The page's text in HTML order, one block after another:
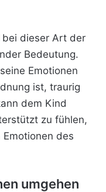
bei dieser Art der
Bedeutung.
Emotionen
ist, traurig
dem Kind
zu fühlen,
des
umgehen